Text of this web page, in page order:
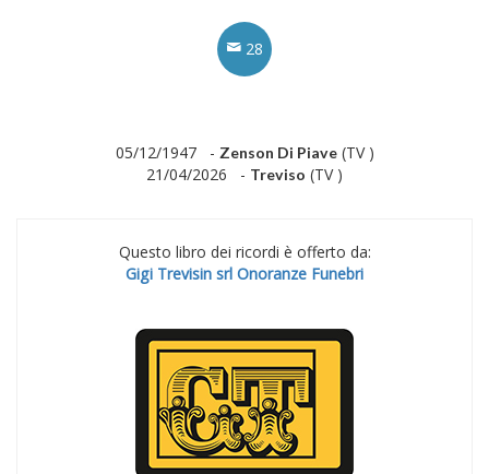
28
05/12/1947 - Zenson Di Piave(TV )
21/04/2026 - Treviso (TV )
Questo libro dei ricordi è offerto da:
Gigi Trevisin srl Onoranze Funebri